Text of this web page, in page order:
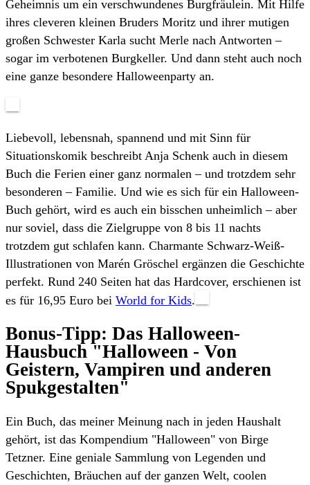
Geheimnis um ein verschwundenes Burgfräulein. Mit Hilfe
ihres cleveren kleinen Bruders Moritz und ihrer mutigen
großen Schwester Karla sucht Merle nach Antworten –
sogar im verbotenen Burgkeller. Und dann steht auch noch
eine ganze besondere Halloweenparty an.
Liebevoll, lebensnah, spannend und mit Sinn für
Situationskomik beschreibt Anja Schenk auch in diesem
Buch die Ferien einer ganz normalen – und trotzdem sehr
besonderen – Familie. Und wie es sich für ein Halloween-
Buch gehört, wird es auch ein bisschen unheimlich – aber
nur soviel, dass die Zielgruppe von 8 bis 11 nachts
trotzdem gut schlafen kann. Charmante Schwarz-Weiß-
Illustrationen von Marén Gröschel ergänzen die Geschichte
perfekt. Rund 240 Seiten hat das Hardcover, erschienen ist
es für 16,95 Euro bei World for Kids.
Bonus-Tipp: Das Halloween-
Hausbuch "Halloween - Von
Geistern, Vampiren und anderen
Spukgestalten"
Ein Buch, das meiner Meinung nach in jeden Haushalt
gehört, ist das Kompendium "Halloween" von Birge
Tetzner. Eine geniale Sammlung von Legenden und
Geschichten, Bräuchen auf der ganzen Welt, coolen